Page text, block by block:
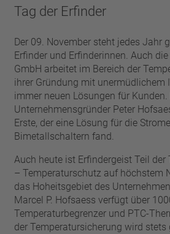
Schaltertyp
Schließer
Standard Temperatur (60 – 200 °C)
Hochtemperatur (205 – 250 °C)
Leistungsklasse
1,6 A – 7,5 A
4 A – 25 A
13,5 A – 42 A
25 A – 75 A
Rückstellung
automatisch rückstellend
selbsthaltend (nicht automatisch
Isolierung
mit Isolierung
Anschluss
Litze
Pin
Draht
Approbationen
VDE
UL
ENEC
IEC
Filter anwenden
Filter zurücksetzen
Tag der Erfinder
Der 09. November steht jedes Jahr
Erfinder und Erfinderinnen. Auch
GmbH arbeitet im Bereich der
ihrer Gründung mit unermüdlichem
immer neuen Lösungen für Kunden.
Unternehmensgründer Peter
Erste, der eine Lösung für die
Bimetallschaltern fand.
Auch heute ist Erfindergeist Teil
– Temperaturschutz auf höchstem
das Hoheitsgebiet des
Marcel P. Hofsaess verfügt über
Temperaturbegrenzer und PTC-
der Temperatursicherung wird stets